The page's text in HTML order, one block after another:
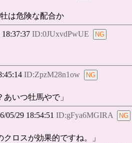
は危険な配合か
ID:0JUxvdPwUE
ID:ZpzM28n1ow
いつ牡馬やで」
05/29 18:54:51 ID:gFya6MGIRA
ロスが効果的ですね。」